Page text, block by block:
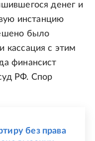
денег и
инстанцию
было
кассация с этим
финансист
РФ. Спор
без права